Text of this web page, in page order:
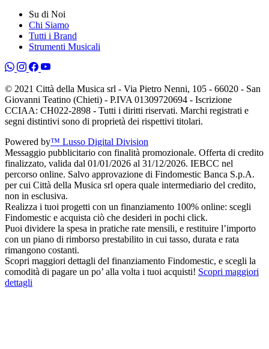
Su di Noi
Chi Siamo
Tutti i Brand
Strumenti Musicali
© 2021 Città della Musica srl - Via Pietro Nenni, 105 - 66020 - San
Giovanni Teatino (Chieti) - P.IVA 01309720694 - Iscrizione
CCIAA: CH022-2898 - Tutti i diritti riservati. Marchi registrati e
segni distintivi sono di proprietà dei rispettivi titolari.
Powered by™ Lusso Digital Division
Messaggio pubblicitario con finalità promozionale. Offerta di credito
finalizzato, valida dal 01/01/2026 al 31/12/2026. IEBCC nel
percorso online. Salvo approvazione di Findomestic Banca S.p.A.
per cui Città della Musica srl opera quale intermediario del credito,
non in esclusiva.
Realizza i tuoi progetti con un finanziamento 100% online: scegli
Findomestic e acquista ciò che desideri in pochi click.
Puoi dividere la spesa in pratiche rate mensili, e restituire l’importo
con un piano di rimborso prestabilito in cui tasso, durata e rata
rimangono costanti.
Scopri maggiori dettagli del finanziamento Findomestic, e scegli la
comodità di pagare un po’ alla volta i tuoi acquisti! Scopri maggiori
dettagli